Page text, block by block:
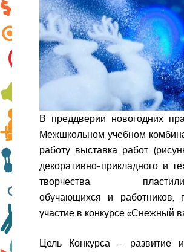
В преддверии новогодних
Межшкольном учебном
работу выставка работ
декоративно-прикладного и
творчества,
обучающихся и работников,
участие в конкурсе «Снежный
Цель Конкурса – развитие